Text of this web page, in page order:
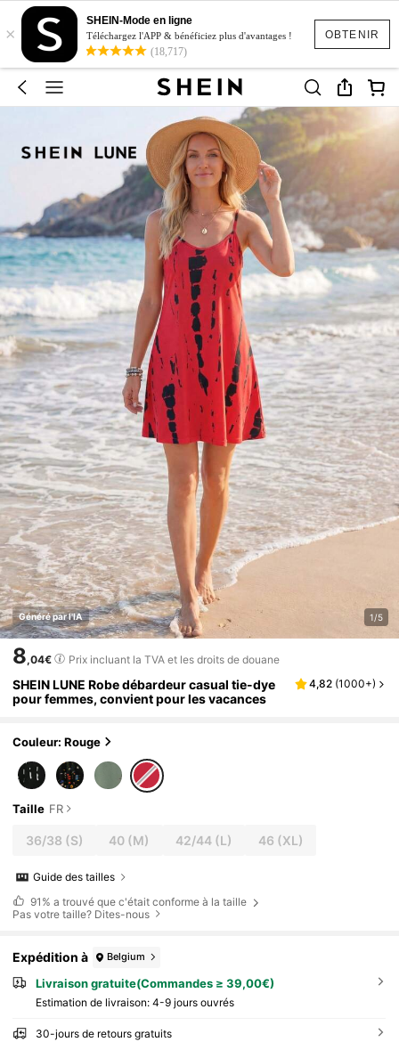
OBTENIR
×
SHEIN-Mode en ligne
Téléchargez l'APP & bénéficiez plus d'avantages !
(18,717)
Généré par l'IA 1/5
8,04€ Prix incluant la TVA et les droits de douane
SHEIN LUNE Robe débardeur casual tie-dye
pour femmes, convient pour les vacances
4,82 (1000+)
Couleur: Rouge
Taille FR
36/38 (S) 40 (M) 42/44(L) 46 (XL)
Guide des tailles
91% a trouvé que c'était conforme à la taille
Pas votre taille? Dites-nous
Expédition à Belgium
Livraison gratuite(Commandes ≥ 39,00€)
Estimation de livraison: 4-9 jours ouvrés
30-jours de retours gratuits